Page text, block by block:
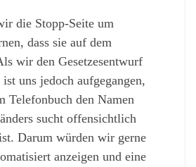
die Stopp-Seite um
dass sie auf dem
wir den Gesetzesentwurf
uns jedoch aufgegangen,
Telefonbuch den Namen
sucht offensichtlich
Darum würden wir gerne
anzeigen und eine